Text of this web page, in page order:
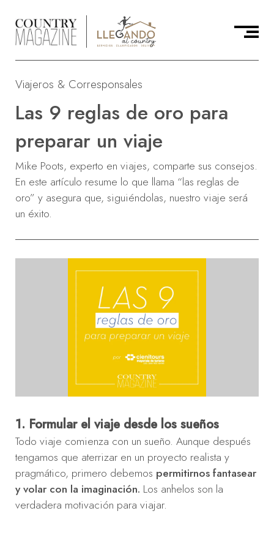
Viajeros & Corresponsales
Las 9 reglas de oro para
preparar un viaje
Mike Poots, experto en viajes, comparte sus consejos.
En este artículo resume lo que llama “las reglas de
oro” y asegura que, siguiéndolas, nuestro viaje será
un éxito.
1. Formular el viaje desde los sueños
Todo viaje comienza con un sueño. Aunque después
tengamos que aterrizar en un proyecto realista y
pragmático, primero debemos permitirnos fantasear
y volar con la imaginación. Los anhelos son la
verdadera motivación para viajar.